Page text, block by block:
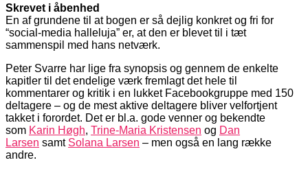
Skrevet i åbenhed
En af grundene til at bogen er så dejlig konkret og fri for
“social-media halleluja” er, at den er blevet til i tæt
sammenspil med hans netværk.
Peter Svarre har lige fra synopsis og gennem de enkelte
kapitler til det endelige værk fremlagt det hele til
kommentarer og kritik i en lukket Facebookgruppe med 150
deltagere – og de mest aktive deltagere bliver velfortjent
takket i forordet. Det er bl.a. gode venner og bekendte
som Karin Høgh, Trine-Maria Kristensen og Dan
Larsen samt Solana Larsen – men også en lang række
andre.